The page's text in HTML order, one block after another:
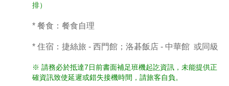
排）
* 餐食：餐食自理
* 住宿：捷絲旅 - 西門館；洛碁飯店 - 中華館或同級
※ 請務必於抵達7日前書面補足班機起訖資訊，未能提供正
確資訊致使延遲或錯失接機時間，請旅客自負。